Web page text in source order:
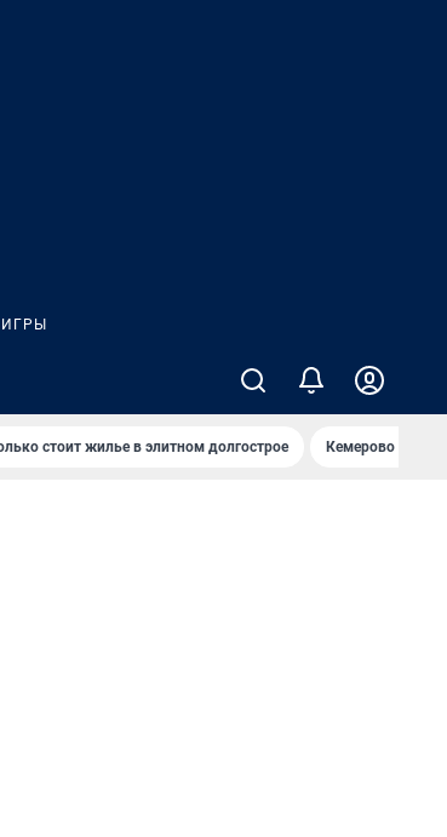
ИГРЫ
стоит жилье в элитном долгострое Кемерово —